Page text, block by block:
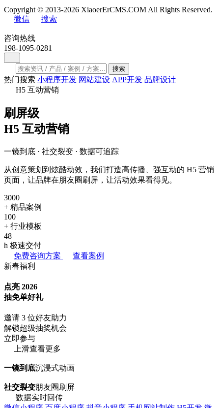
Copyright © 2013-2026 XiaoerErCMS.COM All Rights Reserved.
微信
搜索
咨询热线
198-1095-0281
搜索
热门搜索 小程序开发 网站建设 APP开发 品牌设计
H5 互动营销
刷屏级
H5 互动营销
一镜到底 · 社交裂变 · 数据可追踪
从创意策划到炫酷动效，我们打造高传播、强互动的 H5 营销
页面，让品牌在朋友圈刷屏，让活动效果看得见。
3000
+ 精品案例
100
+ 行业模板
48
h 极速交付
免费咨询方案
查看案例
新春福利
点亮 2026
抽免单好礼
邀请 3 位好友助力
解锁超级抽奖机会
立即参与
上滑查看更多
一镜到底沉浸式动画
社交裂变朋友圈刷屏
数据实时回传